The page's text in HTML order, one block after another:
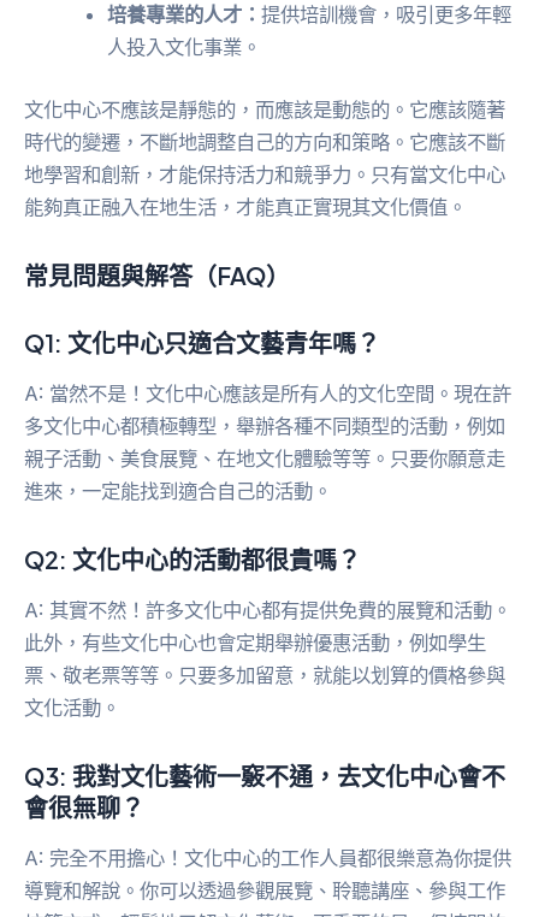
培養專業的人才：提供培訓機會，吸引更多年輕
人投入文化事業。
文化中心不應該是靜態的，而應該是動態的。它應該隨著
時代的變遷，不斷地調整自己的方向和策略。它應該不斷
地學習和創新，才能保持活力和競爭力。只有當文化中心
能夠真正融入在地生活，才能真正實現其文化價值。
常見問題與解答（FAQ）
Q1: 文化中心只適合文藝青年嗎？
A: 當然不是！文化中心應該是所有人的文化空間。現在許
多文化中心都積極轉型，舉辦各種不同類型的活動，例如
親子活動、美食展覽、在地文化體驗等等。只要你願意走
進來，一定能找到適合自己的活動。
Q2: 文化中心的活動都很貴嗎？
A: 其實不然！許多文化中心都有提供免費的展覽和活動。
此外，有些文化中心也會定期舉辦優惠活動，例如學生
票、敬老票等等。只要多加留意，就能以划算的價格參與
文化活動。
Q3: 我對文化藝術一竅不通，去文化中心會不
會很無聊？
A: 完全不用擔心！文化中心的工作人員都很樂意為你提供
導覽和解說。你可以透過參觀展覽、聆聽講座、參與工作